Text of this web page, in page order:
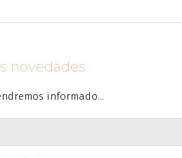
novedades
informado...